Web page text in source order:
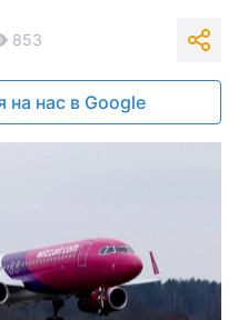
853
на нас в Google